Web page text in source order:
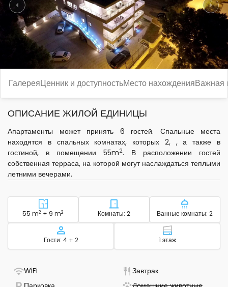
Previous Next
ГалереяЦенник и доступностьМесто нахожденияВажная
ОПИСАНИЕ ЖИЛОЙ ЕДИНИЦЫ
Апартаменты может принять 6 гостей. Спальные места
находятся в спальных комнатах, которых 2, , а также в
гостиной, в помещении 55m2. В расположении гостей
собственная терраса, на которой могут наслаждаться теплыми
летними вечерами.
Район - размещение
55 m2 + 9 m2 Количество спален -
Комнаты: 2 Ванные комнаты: 2
Вместимость
Гости: 4 + 2 Этаж -
1 этаж
WiFi Завтрак- Не доступно
- Доступна парковка
- Не